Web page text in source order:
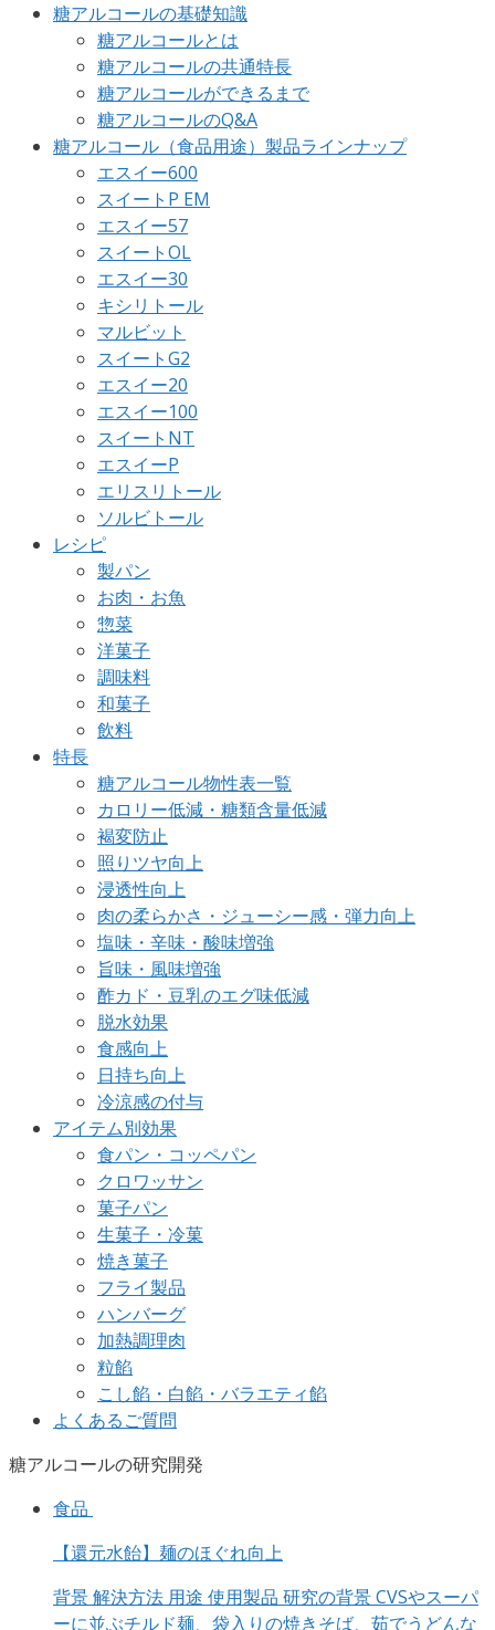
糖アルコールの基礎知識
糖アルコールとは
糖アルコールの共通特長
糖アルコールができるまで
糖アルコールのQ&A
糖アルコール（食品用途）製品ラインナップ
エスイー600
スイートP EM
エスイー57
スイートOL
エスイー30
キシリトール
マルビット
スイートG2
エスイー20
エスイー100
スイートNT
エスイーP
エリスリトール
ソルビトール
レシピ
製パン
お肉・お魚
惣菜
洋菓子
調味料
和菓子
飲料
特長
糖アルコール物性表一覧
カロリー低減・糖類含量低減
褐変防止
照りツヤ向上
浸透性向上
肉の柔らかさ・ジューシー感・弾力向上
塩味・辛味・酸味増強
旨味・風味増強
酢カド・豆乳のエグ味低減
脱水効果
食感向上
日持ち向上
冷涼感の付与
アイテム別効果
食パン・コッペパン
クロワッサン
菓子パン
生菓子・冷菓
焼き菓子
フライ製品
ハンバーグ
加熱調理肉
粒餡
こし餡・白餡・バラエティ餡
よくあるご質問
糖アルコールの研究開発
食品
【還元水飴】麺のほぐれ向上
背景 解決方法 用途 使用製品 研究の背景 CVSやスーパ
ーに並ぶチルド麺、袋入りの焼きそば、茹でうどんな